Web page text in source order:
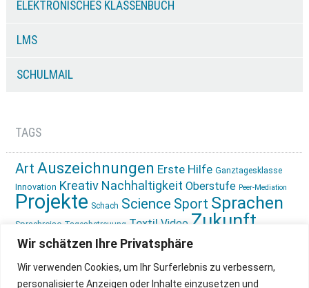
Wir schätzen Ihre Privatsphäre
Wir verwenden Cookies, um Ihr Surferlebnis zu verbessern,
personalisierte Anzeigen oder Inhalte einzusetzen und
ELEKTRONISCHES KLASSENBUCH
LMS
SCHULMAIL
TAGS
Art Auszeichnungen Erste Hilfe Ganztagesklasse
Innovation Kreativ Nachhaltigkeit Oberstufe Peer-Mediation
Projekte Schach Science Sport Sprachen
Sprachreise Tagesbetreuung Textil Video Zukunft
gestalten Ökologie